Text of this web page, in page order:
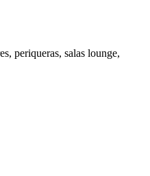
periqueras, salas lounge,